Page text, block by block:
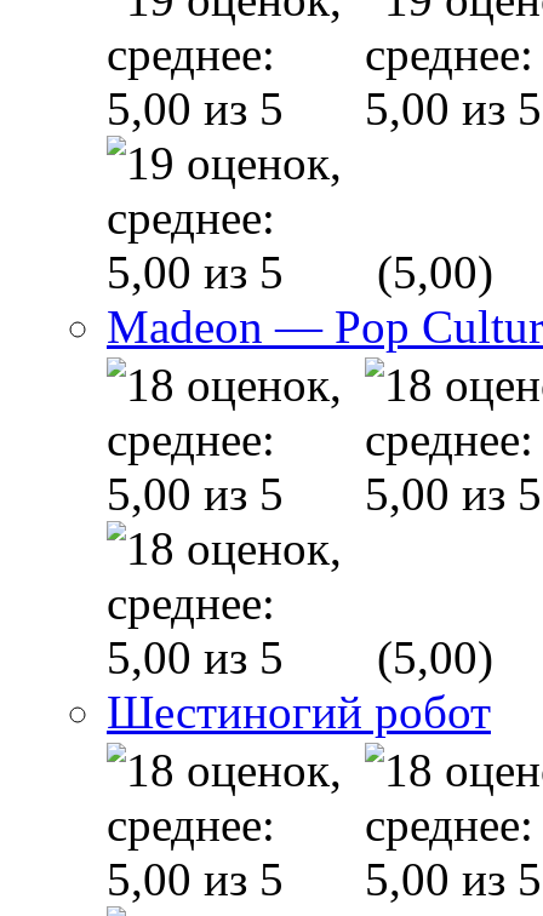
(5,00)
Madeon — Pop
(5,00)
Шестиногий робот